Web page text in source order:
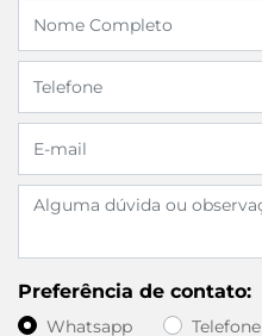
Preferência de contato:
Whatsapp Telefone